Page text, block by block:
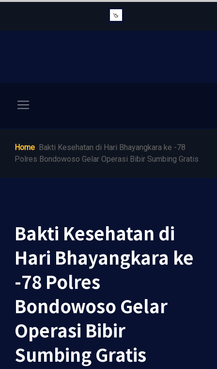
Home Bakti Kesehatan di Hari Bhayangkara ke -78
Polres Bondowoso Gelar Operasi Bibir Sumbing Gratis
Bakti Kesehatan di
Hari Bhayangkara ke
-78 Polres
Bondowoso Gelar
Operasi Bibir
Sumbing Gratis